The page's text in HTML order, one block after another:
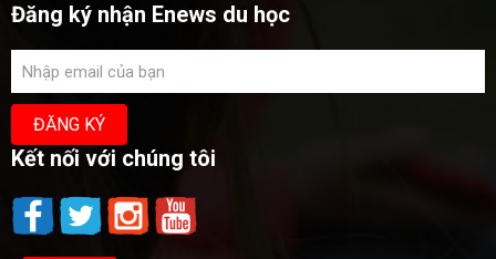
Đăng ký nhận Enews du học
Kết nối với chúng tôi